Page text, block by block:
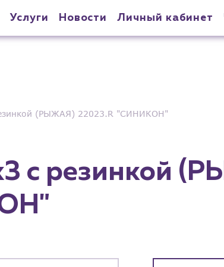
Услуги Новости Личный кабинет
(РЫЖАЯ) 22023.R "СИНИКОН"
с резинкой